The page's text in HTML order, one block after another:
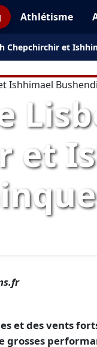
Athlétisme
Chepchirchir et
et
et des vents